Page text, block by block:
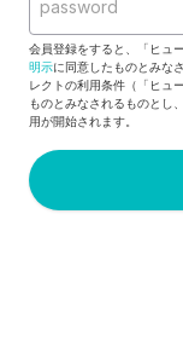
会員登録をすると、「ヒュ
明示に同意したものとみな
レクトの利用条件（「ヒュ
ものとみなされるものとし
用が開始されます。